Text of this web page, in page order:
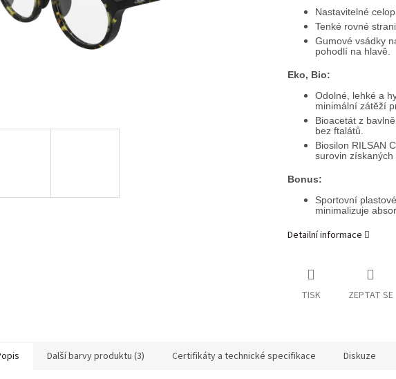
Nastavitelné
Tenké rovné
Gumové vsádky
pohodlí na hlavě.
Eko, Bio:
Odolné, lehké a
minimální zátěží
Bioacetát z
bez ftalátů.
Biosilon RILSAN
surovin
Bonus:
Sportovní
minimalizuje
Detailní informace
TISK ZEPTAT SE
Další barvy produktu (3) Certifikáty a technické specifikace Diskuze